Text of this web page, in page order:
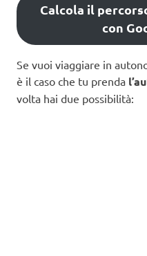
Calcola il
con
Se vuoi viaggiare in
è il caso che tu prenda
volta hai due possibilità: